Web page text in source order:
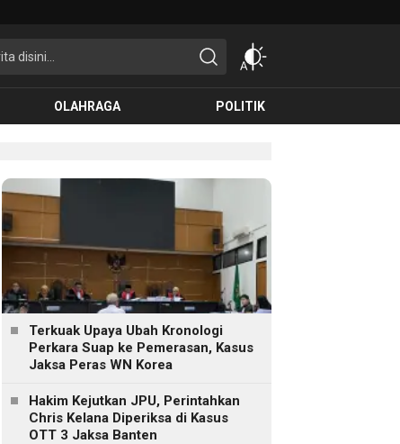
OLAHRAGA POLITIK
Terkuak Upaya Ubah Kronologi
Perkara Suap ke Pemerasan, Kasus
Jaksa Peras WN Korea
Hakim Kejutkan JPU, Perintahkan
Chris Kelana Diperiksa di Kasus
OTT 3 Jaksa Banten